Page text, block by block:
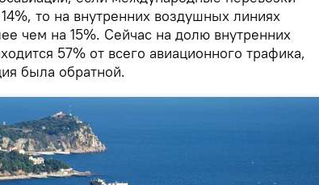
то на внутренних воздушных линиях
чем на 15%. Сейчас на долю внутренних
57% от всего авиационного трафика,
была обратной.